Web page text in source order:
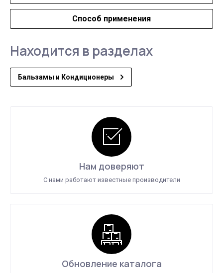
Способ применения
Находится в разделах
Бальзамы и Кондиционеры
Нам доверяют
С нами работают известные производители
Обновление каталога